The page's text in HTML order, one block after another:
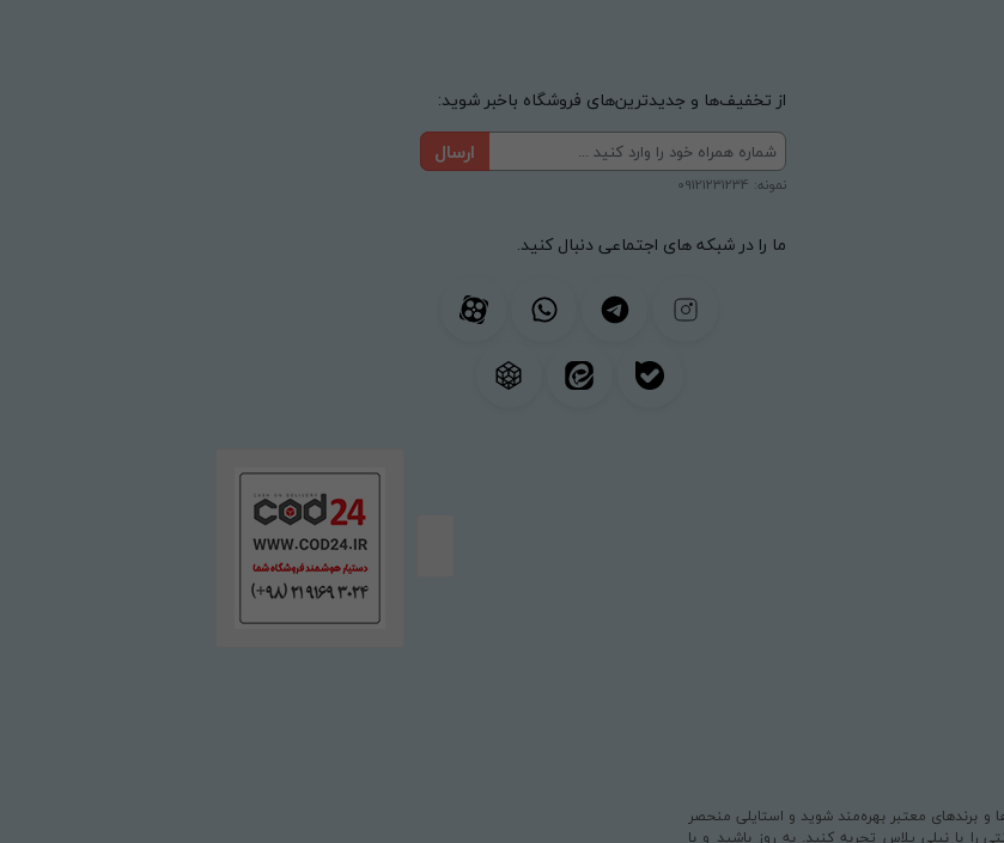
از تخفیف‌ها و جدیدترین‌های فروشگاه باخبر شوید:
ارسال
نمونه: 09121231234
ما را در شبکه های اجتماعی دنبال کنید.
و برندهای معتبر بهره‌مند شوید و استایلی منحصر